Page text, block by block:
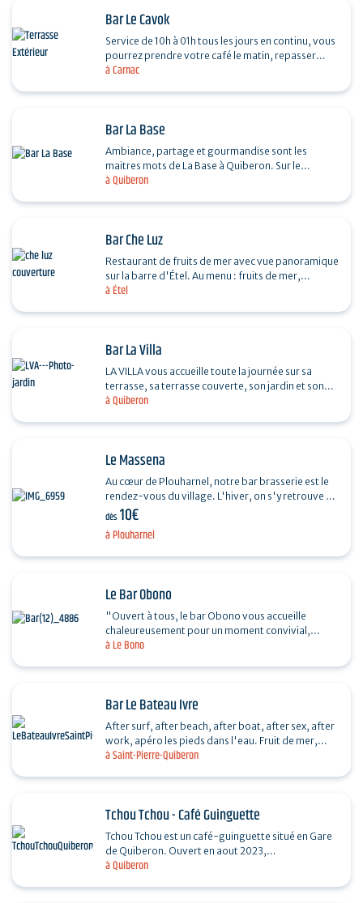
à Carnac
Bar Le Cavok
Service de 10h à 01h tous les jours en continu, vous
pourrez prendre votre café le matin, repasser
pour l’apéritif après une visite du marché de…
à Quiberon
Bar La Base
Ambiance, partage et gourmandise sont les
maitres mots de La Base à Quiberon. Sur le
nouveau port de plaisance de Port Haliguen,
à Étel
Bar Che Luz
Restaurant de fruits de mer avec vue panoramique
sur la barre d'Étel. Au menu : fruits de mer,
poissons fumés BIO, desserts maison, cocktails,…
à Quiberon
Bar La Villa
LA VILLA vous accueille toute la journée sur sa
terrasse, sa terrasse couverte, son jardin et son
intérieur pour l'apéro, pour prendre un verre ou
à Plouharnel
Le Massena
Au cœur de Plouharnel, notre bar brasserie est le
rendez-vous du village. L'hiver, on s'y retrouve au
dès 10€
à Le Bono
Le Bar Obono
"Ouvert à tous, le bar Obono vous accueille
chaleureusement pour un moment convivial,
alliant tradition, modernité, déconnexion et
à Saint-Pierre-Quiberon
Bar Le Bateau Ivre
After surf, after beach, after boat, after sex, after
work, apéro les pieds dans l'eau. Fruit de mer,
tapas and co. Le Bateau Ivre, à consommer sans…
à Quiberon
Tchou Tchou - Café Guinguette
Tchou Tchou est un café-guinguette situé en Gare
de Quiberon. Ouvert en aout 2023,
l’établissement propose des produits locaux dans